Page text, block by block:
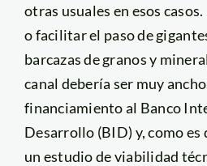
otras usuales en esos
o facilitar el paso de
barcazas de granos y
canal debería ser muy
financiamiento al Banco
Desarrollo (BID) y, como es
un estudio de viabilidad